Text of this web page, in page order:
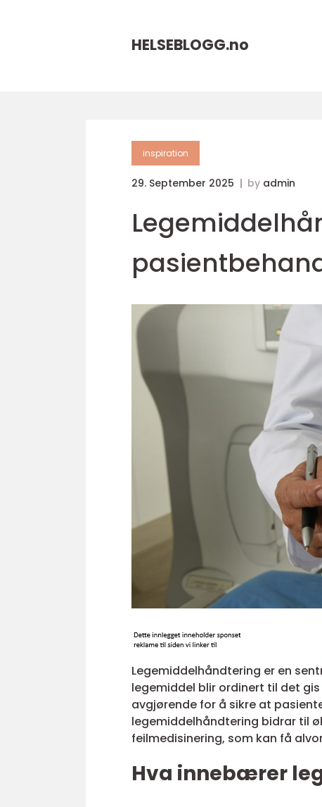
HELSEBLOGG.no
inspiration
29. September 2025 by admin
Legemiddelhåndtering er en
legemiddel blir ordinert til det
avgjørende for å sikre at
legemiddelhåndtering bidrar til
feilmedisinering, som kan få
Hva innebærer